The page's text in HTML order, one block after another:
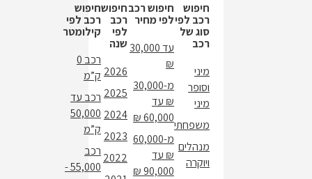
חיפוש
רכב לפי
סוג של
רכב
מיני
וסופר
מיני
משפחתי
מנהלים
ויוקרה
חיפוש רכב
לפי מחיר
עד 30,000
₪
מ-30,000
₪ עד
60,000 ₪
מ-60,000
₪ עד
90,000 ₪
חיפוש
רכב
לפי
שנה
2026
2025
2024
2023
2022
חיפוש
רכב לפי
קילומטר
רכב 0
ק”מ
רכב עד
50,000
ק”מ
רכב
55,000 -